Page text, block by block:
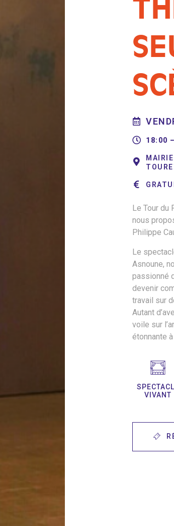
18:00 –
Le Tour du
nous
Philippe
Le
Asnoune,
passionné
devenir
travail sur
Autant
voile sur
étonnante
VIVANT